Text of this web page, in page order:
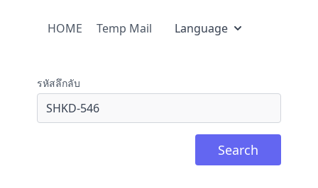
HOME Temp Mail Language
รหัสลึกลับ
Search